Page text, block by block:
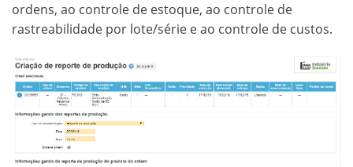
ordens, ao controle de estoque, ao controle de
rastreabilidade por lote/série e ao controle de custos.